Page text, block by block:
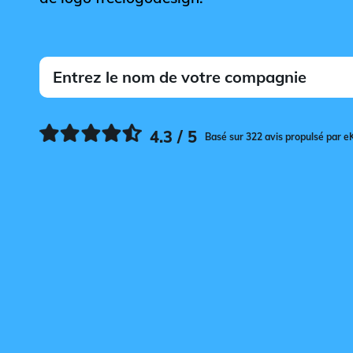
4.3 / 5 Basé sur 322 avis propulsé par